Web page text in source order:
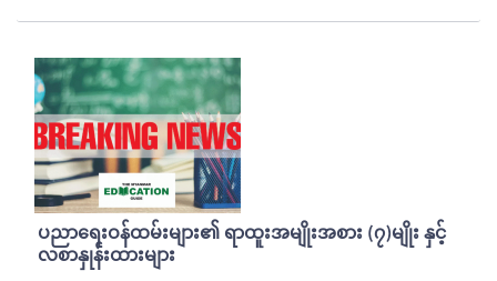
ပညာရေးဝန်ထမ်းများ၏ ရာထူးအမျိုးအစား (၇)မျိုး နှင့်
လစာနှုန်းထားများ